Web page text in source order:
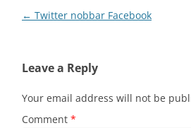
Post
← Twitter nobbar Facebook
Leave a Reply
Your email address will not be
Comment *